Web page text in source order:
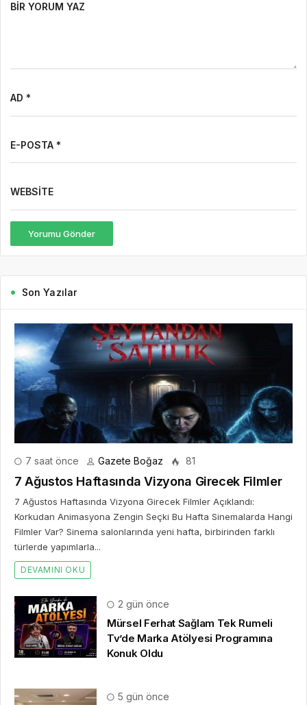
BIR YORUM YAZ
AD *
E-POSTA *
WEBSITE
Yorumu Gönder
Son Yazılar
7 saat önce Gazete Boğaz 81
7 Ağustos Haftasında Vizyona Girecek Filmler
7 Ağustos Haftasında Vizyona Girecek Filmler Açıklandı:
Korkudan Animasyona Zengin Seçki Bu Hafta Sinemalarda Hangi
Filmler Var? Sinema salonlarında yeni hafta, birbirinden farklı
türlerde yapımlarla...
DEVAMINI OKU
2 gün önce
Mürsel Ferhat Sağlam Tek Rumeli
Tv’de Marka Atölyesi Programına
Konuk Oldu
5 gün önce